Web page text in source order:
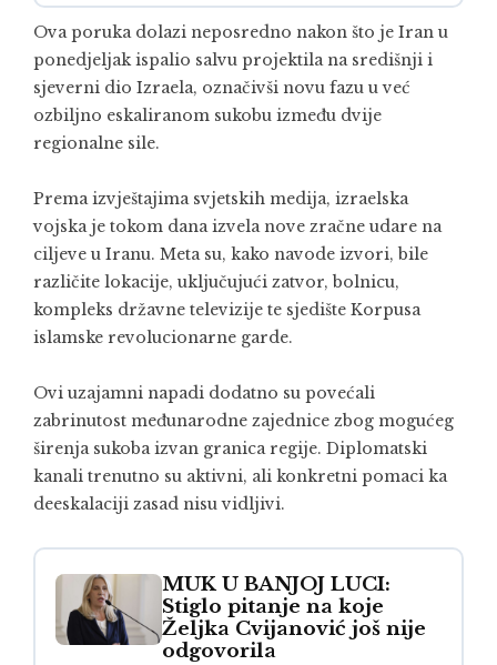
Ova poruka dolazi neposredno nakon što je Iran u
ponedjeljak ispalio salvu projektila na središnji i
sjeverni dio Izraela, označivši novu fazu u već
ozbiljno eskaliranom sukobu između dvije
regionalne sile.
Prema izvještajima svjetskih medija, izraelska
vojska je tokom dana izvela nove zračne udare na
ciljeve u Iranu. Meta su, kako navode izvori, bile
različite lokacije, uključujući zatvor, bolnicu,
kompleks državne televizije te sjedište Korpusa
islamske revolucionarne garde.
Ovi uzajamni napadi dodatno su povećali
zabrinutost međunarodne zajednice zbog mogućeg
širenja sukoba izvan granica regije. Diplomatski
kanali trenutno su aktivni, ali konkretni pomaci ka
deeskalaciji zasad nisu vidljivi.
MUK U BANJOJ LUCI:
Stiglo pitanje na koje
Željka Cvijanović još nije
odgovorila